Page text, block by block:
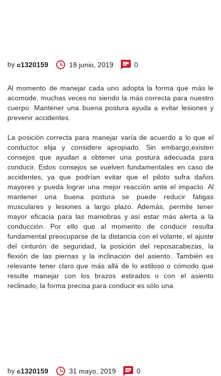
by c1320159 18 junio, 2019 0
Al momento de manejar cada uno adopta la forma que más le
acomode, muchas veces no siendo la más correcta para nuestro
cuerpo. Mantener una buena postura ayuda a evitar lesiones y
prevenir accidentes.
La posición correcta para manejar varía de acuerdo a lo que el
conductor elija y considere apropiado. Sin embargo,existen
consejos que ayudan a obtener una postura adecuada para
conducir. Estos consejos se vuelven fundamentales en caso de
accidentes, ya que podrían evitar que el piloto sufra daños
mayores y pueda lograr una mejor reacción ante el impacto. Al
mantener una buena postura se puede reducir fatigas
musculares y lesiones a largo plazo. Además, permite tener
mayor eficacia para las maniobras y así estar más alerta a la
conducción. Por ello que al momento de conducir resulta
fundamental preocuparse de la distancia con el volante, el ajuste
del cinturón de seguridad, la posición del reposacabezas, la
flexión de las piernas y la inclinación del asiento. También es
relevante tener claro que más allá de lo estiloso o cómodo que
resulte manejar con los brazos estirados o con el asiento
reclinado, la forma precisa para conducir es sólo una.
by c1320159 31 mayo, 2019 0